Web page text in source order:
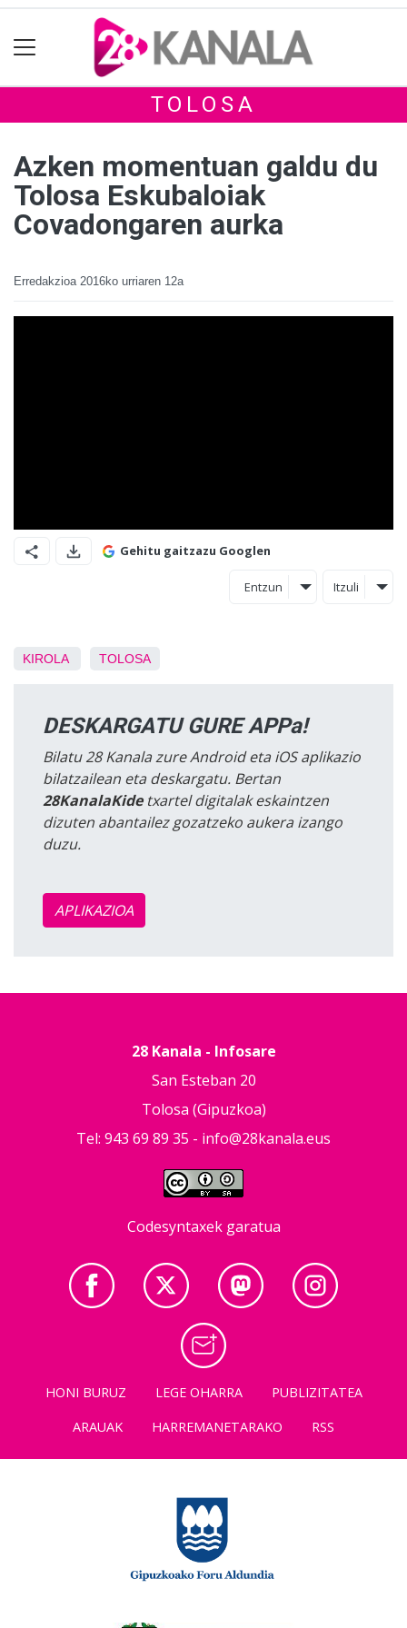
TOLOSA
Azken momentuan galdu du
Tolosa Eskubaloiak
Covadongaren aurka
Erredakzioa 2016ko urriaren 12a
Gehitu gaitzazu Googlen
Entzun Itzuli
KIROLA TOLOSA
DESKARGATU GURE APPa!
Bilatu 28 Kanala zure Android eta iOS aplikazio
bilatzailean eta deskargatu. Bertan
28KanalaKidetxartel digitalak eskaintzen
dizuten abantailez gozatzeko aukera izango
duzu.
APLIKAZIOA
28 Kanala - Infosare
San Esteban 20
Tolosa (Gipuzkoa)
Tel: 943 69 89 35 - info@28kanala.eus
Codesyntaxek garatua
HONI BURUZ LEGE OHARRA
PUBLIZITATEA
ARAUAK
HARREMANETARAKO RSS